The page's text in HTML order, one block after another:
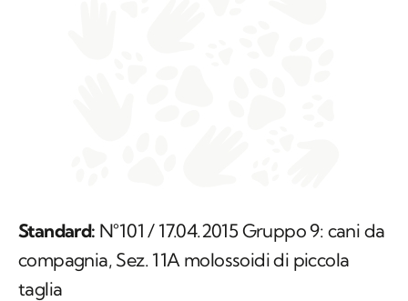
Standard: N°101 / 17.04.2015 Gruppo 9: cani da
compagnia, Sez. 11A molossoidi di piccola
taglia